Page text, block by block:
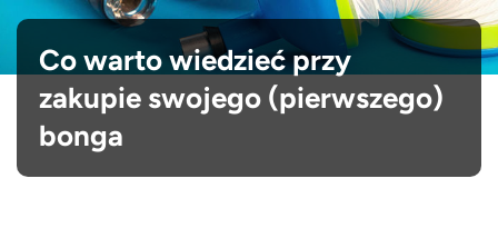
Co warto wiedzieć przy
zakupie swojego (pierwszego)
bonga